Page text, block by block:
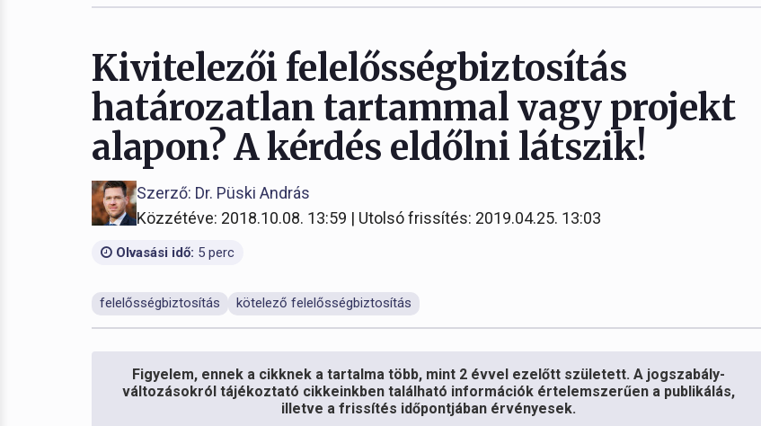
Kivitelezői felelősségbiztosítás
határozatlan tartammal vagy projekt
alapon? A kérdés eldőlni látszik!
Szerző: Dr. Püski András
Közzétéve: 2018.10.08. 13:59 | Utolsó frissítés: 2019.04.25. 13:03
Olvasási idő: 5 perc
felelősségbiztosítás kötelező felelősségbiztosítás
Figyelem, ennek a cikknek a tartalma több, mint 2 évvel ezelőtt született. A jogszabály-
változásokról tájékoztató cikkeinkben található információk értelemszerűen a publikálás,
illetve a frissítés időpontjában érvényesek.